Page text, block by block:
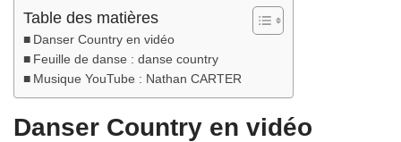
Table des matières
Danser Country en vidéo
Feuille de danse : danse country
Musique YouTube : Nathan CARTER
Danser Country en vidéo